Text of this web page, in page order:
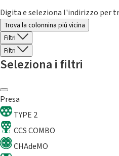
Digita e seleziona l'indirizzo per
Trova la colonnina piú vicina
Filtri
Filtri
Seleziona i filtri
Presa
TYPE 2
CCS COMBO
CHAdeMO